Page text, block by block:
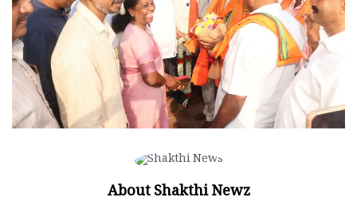
About Shakthi Newz